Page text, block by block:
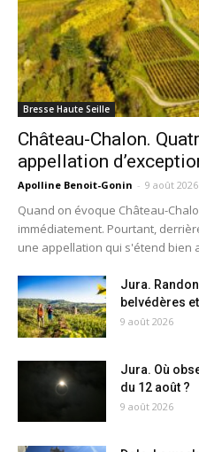
Bresse Haute Seille
Château-Chalon.
appellation
Apolline Benoit-Gonin - 9 août 2026
Quand on évoque Château-
immédiatement. Pourtant,
une appellation qui s'étend bien
Jura.
belvédères
9 août 2026
Jura. Où
du 12 août ?
9 août 2026